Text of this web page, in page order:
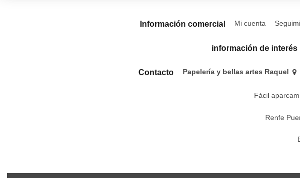
Información comercial Mi cuenta
información de interés
Contacto Papelería y bellas artes Raquel
Fácil
Renfe